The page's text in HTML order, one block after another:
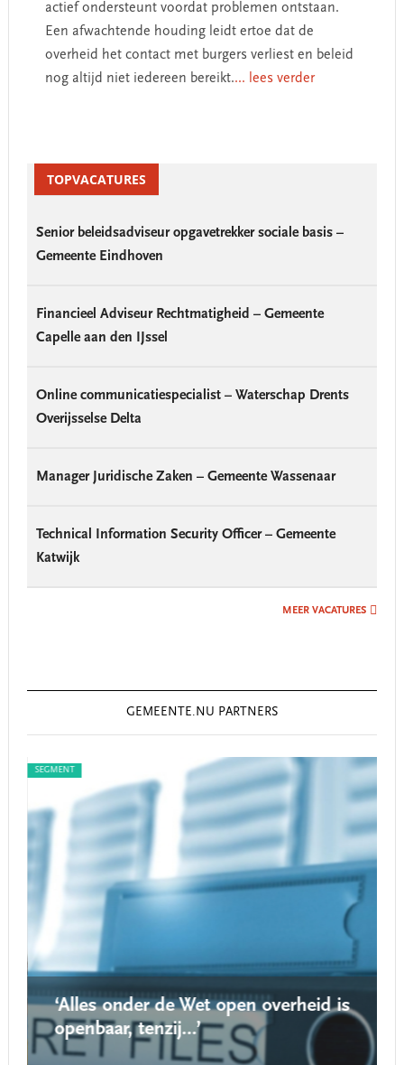
actief ondersteunt voordat problemen ontstaan.
Een afwachtende houding leidt ertoe dat de
overheid het contact met burgers verliest en beleid
nog altijd niet iedereen bereikt.... lees verder
SidebarTOPVACATURES
Senior beleidsadviseur opgavetrekker sociale basis –
Gemeente Eindhoven
Financieel Adviseur Rechtmatigheid – Gemeente
Capelle aan den IJssel
Online communicatiespecialist – Waterschap Drents
Overijsselse Delta
Manager Juridische Zaken – Gemeente Wassenaar
Technical Information Security Officer – Gemeente
Katwijk
MEER VACATURES
GEMEENTE.NU PARTNERS
SEGMENT
‘Alles onder de Wet open overheid is
openbaar, tenzij…’